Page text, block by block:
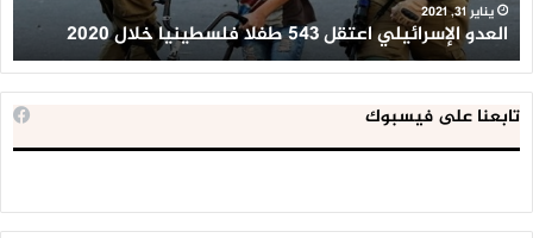
يناير 31, 2021
العدو الإسرائيلي اعتقل 543 طفلا فلسطينيا خلال 2020
تابعنا على فيسبوك